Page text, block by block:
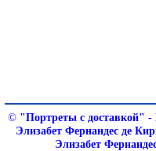
© "Портреты с доставкой" -
Элизабет Фернандес де
Элизабет